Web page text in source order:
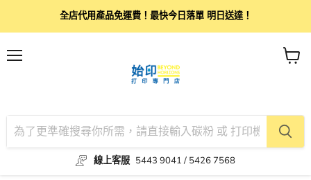
全店代用產品免運費！最快今日落單 明日送達！
線上客服 5443 9041 / 5426 7568
查
車